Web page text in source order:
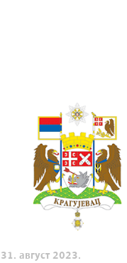
31. август 2023.